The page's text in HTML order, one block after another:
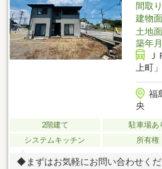
間取り
建物
土地
築年月
Ｊ
上町
福
央
2階建て 駐車場あ
システムキッチン
所有権
◆まずはお気軽にお問い合わせく